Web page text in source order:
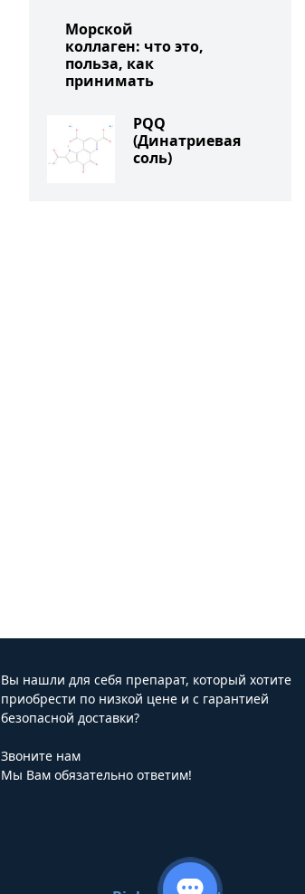
Морской
коллаген: что это,
польза, как
принимать
PQQ
(Динатриевая
соль)
Вы нашли для себя препарат, который хотите
приобрести по низкой цене и с гарантией
безопасной доставки?
Звоните нам
Мы Вам обязательно ответим!